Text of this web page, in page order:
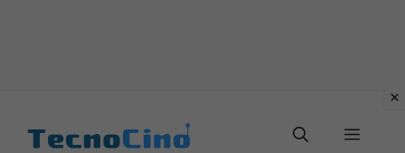
Menu